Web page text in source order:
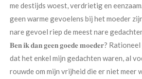
me destijds woest, verdrietig en
geen warme gevoelens bij het moeder
nare gevoel riep de meest nare
𝐁𝐞𝐧 𝐢𝐤 𝐝𝐚𝐧 𝐠𝐞𝐞𝐧 𝐠𝐨𝐞𝐝𝐞 𝐦𝐨𝐞𝐝𝐞𝐫?
dat het enkel mijn gedachten waren, al
rouwde om mijn vrijheid die er niet meer